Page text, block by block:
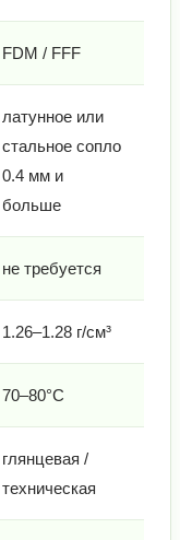
FDM / FFF
латунное или
стальное сопло
0.4 мм и
больше
не требуется
1.26–1.28 г/см³
70–80°C
глянцевая /
техническая